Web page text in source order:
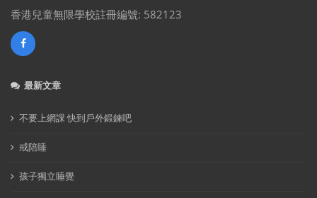
香港兒童無限學校註冊編號: 582123
最新文章
不要上網課 快到戶外鍛鍊吧
戒陪睡
孩子獨立睡覺